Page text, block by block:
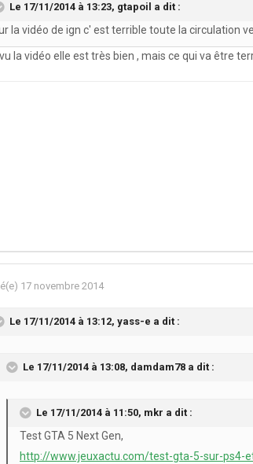
Le 17/11/2014 à 13:23, gtapoil a dit :
la vidéo de ign c' est terrible toute la circulation
la vidéo elle est très bien , mais ce qui va être
17 novembre 2014
Le 17/11/2014 à 13:12, yass-e a dit :
Le 17/11/2014 à 13:08, damdam78 a dit :
Le 17/11/2014 à 11:50, mkr a dit :
Test GTA 5 Next Gen,
http://www.jeuxactu.com/test-gta-5-sur-ps4-